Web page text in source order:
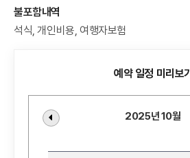
불포함내역
석식, 개인비용, 여행자보험
예약 일정 미리보기
2025년 10월